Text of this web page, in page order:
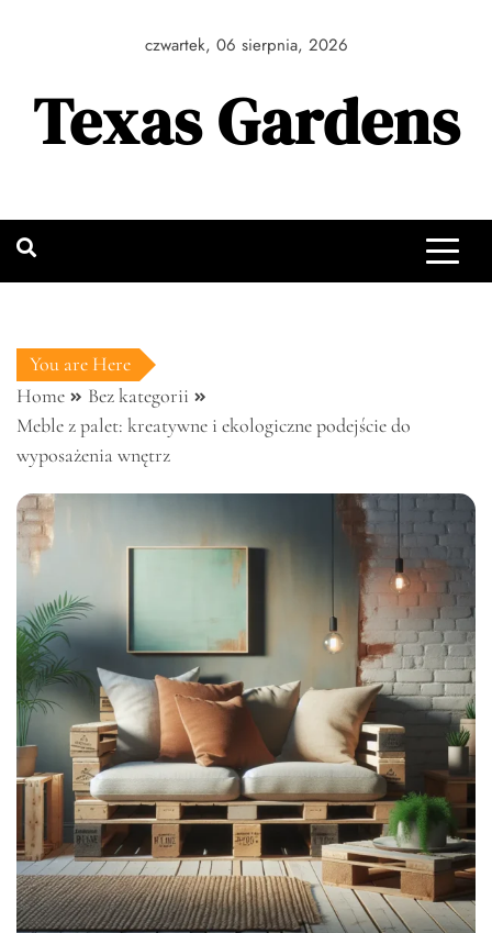
czwartek, 06 sierpnia, 2026
Texas Gardens
You are Here
Home
Bez kategorii
Meble z palet: kreatywne i ekologiczne podejście do
wyposażenia wnętrz